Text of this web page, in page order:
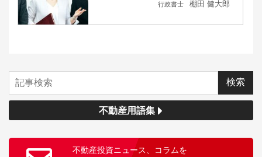
行政書士 棚田 健大郎
不動産用語集
不動産投資ニュース、コラムを